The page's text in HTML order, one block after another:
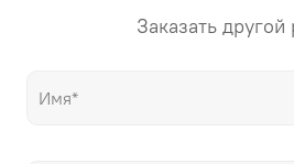
Заказать другой